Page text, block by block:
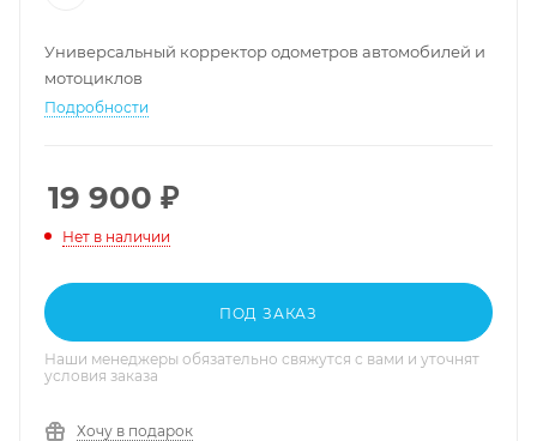
Универсальный корректор одометров автомобилей и
мотоциклов
Подробности
19 900 ₽
Нет в наличии
ПОД ЗАКАЗ
Наши менеджеры обязательно свяжутся с вами и уточнят
условия заказа
Хочу в подарок